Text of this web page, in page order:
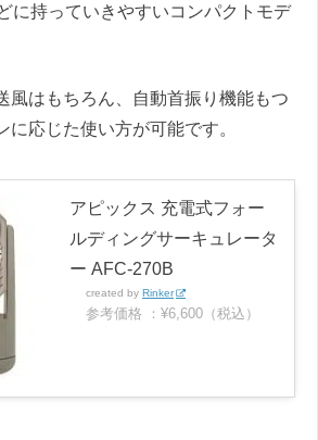
に持っていきやすいコンパクトモデ
風はもちろん、自動首振り機能もつ
に応じた使い方が可能です。
アピックス 充電式フォー
ルディングサーキュレータ
ー AFC-270B
created by Rinker
参考価格 ：¥6,600（税込）